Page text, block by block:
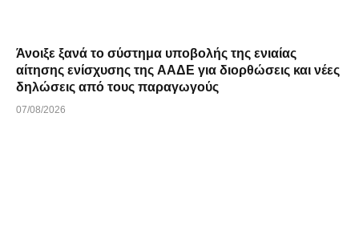
Άνοιξε ξανά το σύστημα υποβολής της ενιαίας
αίτησης ενίσχυσης της ΑΑΔΕ για διορθώσεις και νέες
δηλώσεις από τους παραγωγούς
07/08/2026